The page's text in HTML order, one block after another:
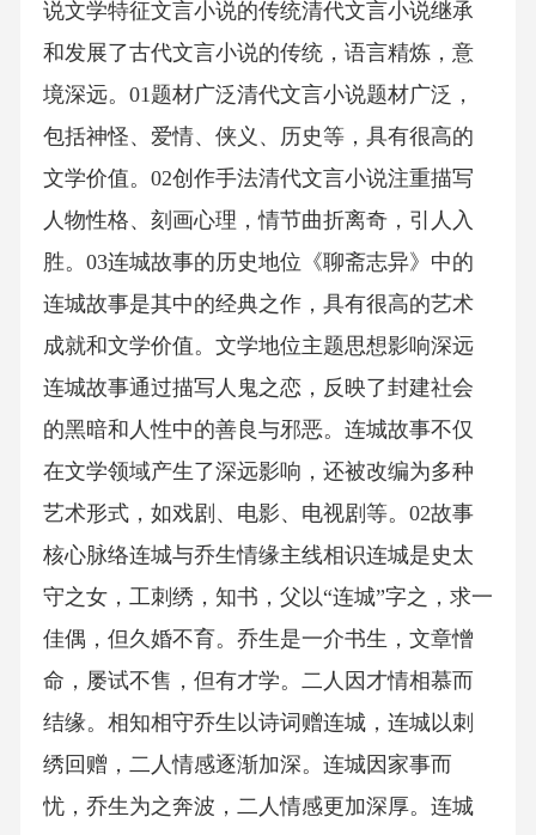
说文学特征文言小说的传统清代文言小说继承
和发展了古代文言小说的传统，语言精炼，意
境深远。01题材广泛清代文言小说题材广泛，
包括神怪、爱情、侠义、历史等，具有很高的
文学价值。02创作手法清代文言小说注重描写
人物性格、刻画心理，情节曲折离奇，引人入
胜。03连城故事的历史地位《聊斋志异》中的
连城故事是其中的经典之作，具有很高的艺术
成就和文学价值。文学地位主题思想影响深远
连城故事通过描写人鬼之恋，反映了封建社会
的黑暗和人性中的善良与邪恶。连城故事不仅
在文学领域产生了深远影响，还被改编为多种
艺术形式，如戏剧、电影、电视剧等。02故事
核心脉络连城与乔生情缘主线相识连城是史太
守之女，工刺绣，知书，父以“连城”字之，求一
佳偶，但久婚不育。乔生是一介书生，文章憎
命，屡试不售，但有才学。二人因才情相慕而
结缘。相知相守乔生以诗词赠连城，连城以刺
绣回赠，二人情感逐渐加深。连城因家事而
忧，乔生为之奔波，二人情感更加深厚。连城